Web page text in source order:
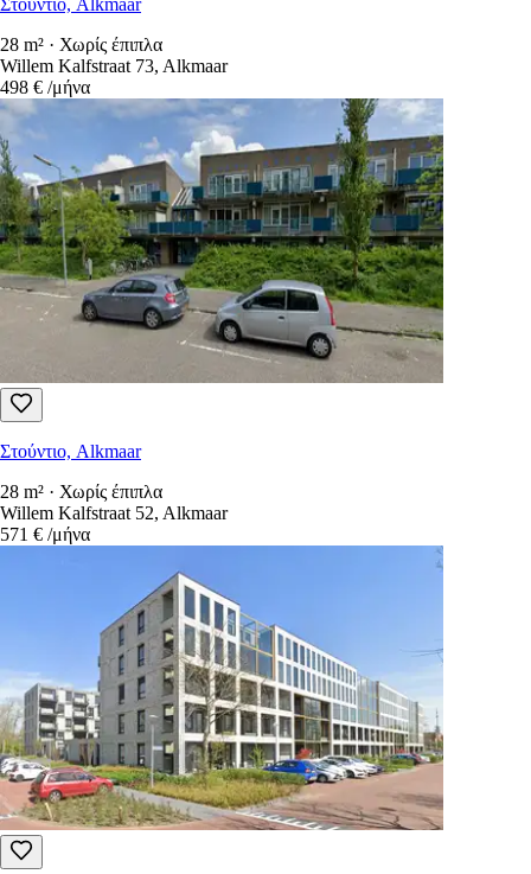
28 m² · Χωρίς έπιπλα
Willem Kalfstraat 73, Alkmaar
498 € /μήνα
Στούντιο, Alkmaar
28 m² · Χωρίς έπιπλα
Willem Kalfstraat 52, Alkmaar
571 € /μήνα